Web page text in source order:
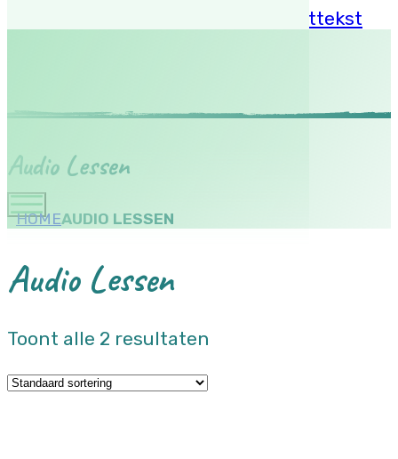
Ga naar voettekst
Audio Lessen
HOMEAUDIO LESSEN
Audio Lessen
Toont alle 2 resultaten